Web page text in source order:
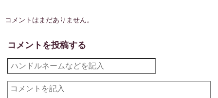
スペード
0
クラブ 0
トータル
コメントはまだありません。
コメントを投稿する